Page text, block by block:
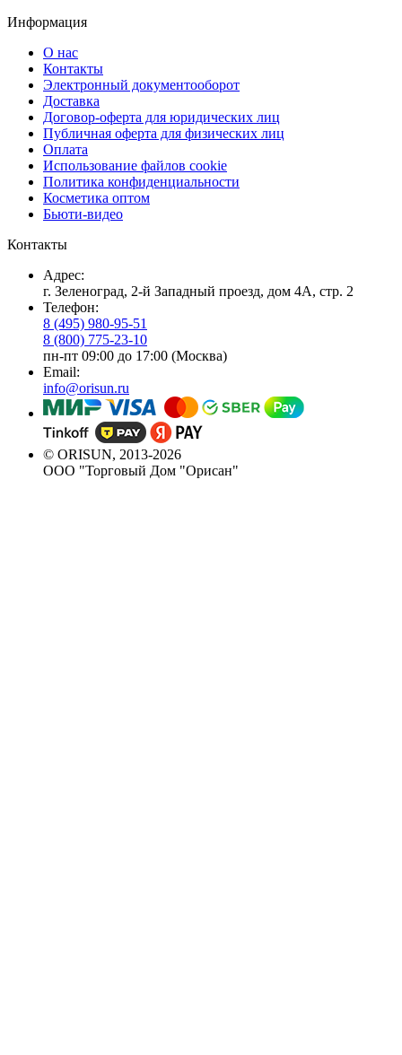
Информация
О нас
Контакты
Электронный документооборот
Доставка
Договор-оферта для юридических лиц
Публичная оферта для физических лиц
Оплата
Использование файлов cookie
Политика конфиденциальности
Косметика оптом
Бьюти-видео
Контакты
Адрес:
г. Зеленоград, 2-й Западный проезд, дом 4А, стр. 2
Телефон:
8 (495) 980-95-51
8 (800) 775-23-10
пн-пт 09:00 до 17:00 (Москва)
Email:
info@orisun.ru
© ORISUN, 2013-2026
ООО "Торговый Дом "Орисан"